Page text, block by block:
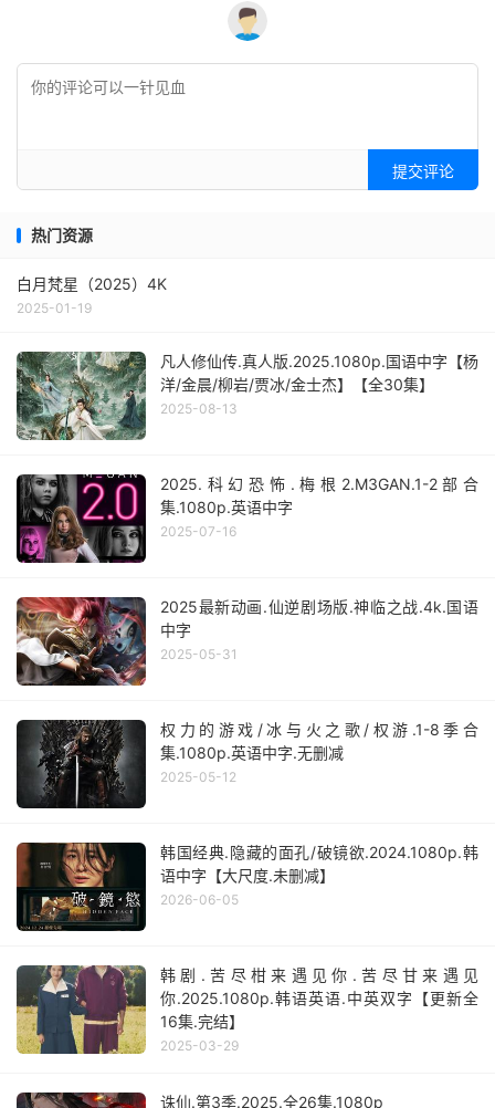
提交评论
热门资源
白月梵星（2025）4K
2025-01-19
凡人修仙传.真人版.2025.1080p.国语中字【杨
洋/金晨/柳岩/贾冰/金士杰】【全30集】
2025-08-13
2025.科幻恐怖.梅根2.M3GAN.1-2部合
集.1080p.英语中字
2025-07-16
2025最新动画.仙逆剧场版.神临之战.4k.国语
中字
2025-05-31
权力的游戏/冰与火之歌/权游.1-8季合
集.1080p.英语中字.无删减
2025-05-12
韩国经典.隐藏的面孔/破镜欲.2024.1080p.韩
语中字【大尺度.未删减】
2026-06-05
韩剧.苦尽柑来遇见你.苦尽甘来遇见
你.2025.1080p.韩语英语.中英双字【更新全
16集.完结】
2025-03-29
诛仙.第3季.2025.全26集.1080p